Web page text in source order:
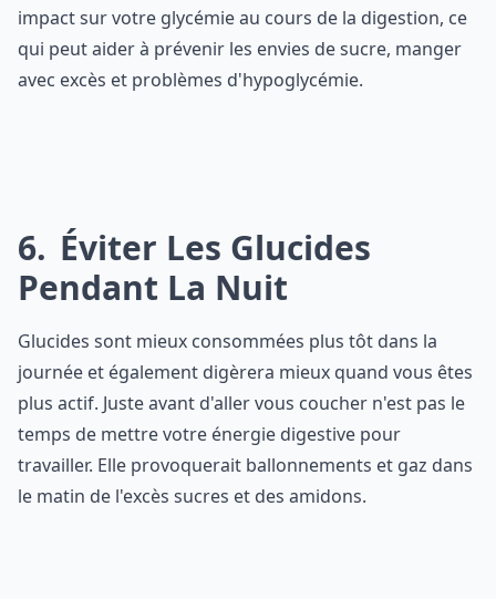
impact sur votre glycémie au cours de la digestion, ce
qui peut aider à prévenir les envies de sucre, manger
avec excès et problèmes d'hypoglycémie.
6 Éviter Les Glucides
Pendant La Nuit
Glucides sont mieux consommées plus tôt dans la
journée et également digèrera mieux quand vous êtes
plus actif. Juste avant d'aller vous coucher n'est pas le
temps de mettre votre énergie digestive pour
travailler. Elle provoquerait ballonnements et gaz dans
le matin de l'excès sucres et des amidons.